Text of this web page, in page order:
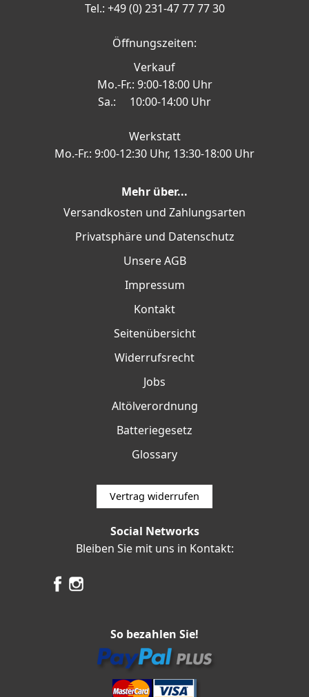
Tel.: +49 (0) 231-47 77 77 30
Öffnungszeiten:
Verkauf
Mo.-Fr.: 9:00-18:00 Uhr
Sa.: 10:00-14:00 Uhr
Werkstatt
Mo.-Fr.: 9:00-12:30 Uhr, 13:30-18:00 Uhr
Mehr über...
Versandkosten und Zahlungsarten
Privatsphäre und Datenschutz
Unsere AGB
Impressum
Kontakt
Seitenübersicht
Widerrufsrecht
Jobs
Altölverordnung
Batteriegesetz
Glossary
Vertrag widerrufen
Social Networks
Bleiben Sie mit uns in Kontakt:
So bezahlen Sie!